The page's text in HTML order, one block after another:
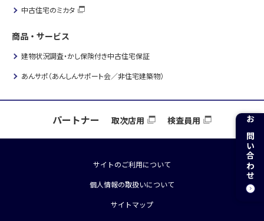
中古住宅のミカタ
商品・サービス
建物状況調査・かし保険付き中古住宅保証
あんサポ（あんしんサポート会／非住宅建築物）
パートナー 取次店用 検査員用
サイトのご利用について
個人情報の取扱いについて
サイトマップ
お問い合わせ